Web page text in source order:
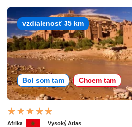
vzdialenosť 35 km
Bol som tam Chcem tam
Afrika Vysoký Atlas